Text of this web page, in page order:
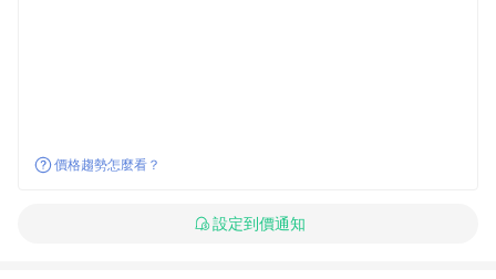
價格趨勢怎麼看？
設定到價通知